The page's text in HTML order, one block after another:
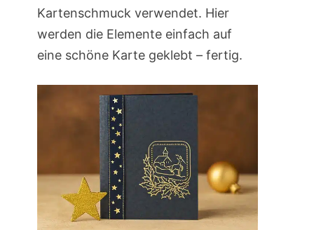
Kartenschmuck verwendet. Hier
werden die Elemente einfach auf
eine schöne Karte geklebt – fertig.